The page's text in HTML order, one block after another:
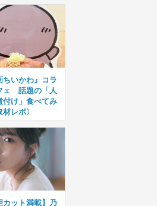
ちいかわ』コラ
ェ 話題の「人
付け」食べてみ
レポ〉
カット満載】乃